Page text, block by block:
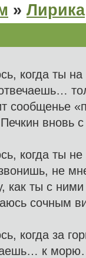
» Лирика
когда ты на
сообщенье
вновь
когда ты
не
как ты с ними
сочным
когда за
к